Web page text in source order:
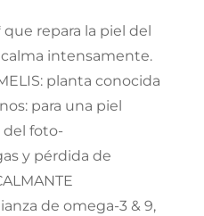
repara la piel del
intensamente.
planta conocida
para una piel
del foto-
y pérdida de
de omega-3 & 9,